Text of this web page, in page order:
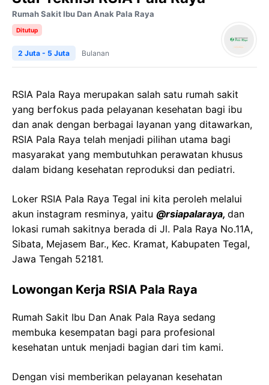
Rumah Sakit Ibu Dan Anak Pala Raya
Ditutup
2 Juta - 5 Juta Bulanan
RSIA Pala Raya merupakan salah satu rumah sakit
yang berfokus pada pelayanan kesehatan bagi ibu
dan anak dengan berbagai layanan yang ditawarkan,
RSIA Pala Raya telah menjadi pilihan utama bagi
masyarakat yang membutuhkan perawatan khusus
dalam bidang kesehatan reproduksi dan pediatri.
Loker RSIA Pala Raya Tegal ini kita peroleh melalui
akun instagram resminya, yaitu @rsiapalaraya, dan
lokasi rumah sakitnya berada di Jl. Pala Raya No.11A,
Sibata, Mejasem Bar., Kec. Kramat, Kabupaten Tegal,
Jawa Tengah 52181.
Lowongan Kerja RSIA Pala Raya
Rumah Sakit Ibu Dan Anak Pala Raya sedang
membuka kesempatan bagi para profesional
kesehatan untuk menjadi bagian dari tim kami.
Dengan visi memberikan pelayanan kesehatan